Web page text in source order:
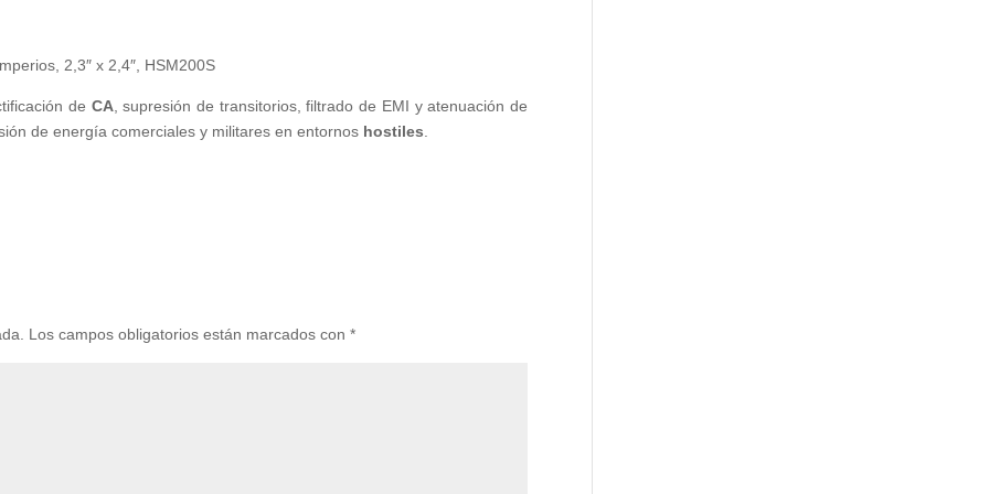
2,3″ x 2,4″, HSM200S
de CA, supresión de transitorios, filtrado de EMI y atenuación de
de energía comerciales y militares en entornos hostiles
Los campos obligatorios están marcados con*